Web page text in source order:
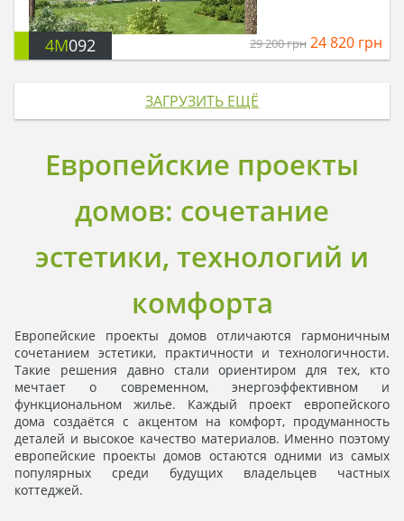
4M092 29 200грн 24 820 грн
ЗАГРУЗИТЬ ЕЩЁ
Европейские проекты
домов: сочетание
эстетики, технологий и
комфорта
Европейские проекты домов отличаются гармоничным
сочетанием эстетики, практичности и технологичности.
Такие решения давно стали ориентиром для тех, кто
мечтает о современном, энергоэффективном и
функциональном жилье. Каждый проект европейского
дома создаётся с акцентом на комфорт, продуманность
деталей и высокое качество материалов. Именно поэтому
европейские проекты домов остаются одними из самых
популярных среди будущих владельцев частных
коттеджей.